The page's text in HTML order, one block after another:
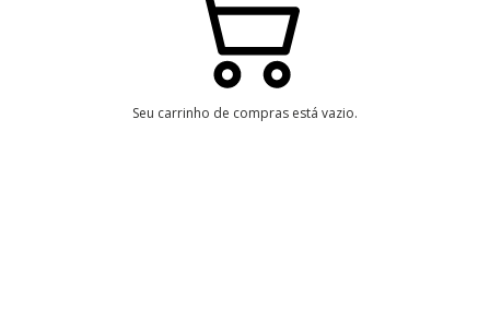
Seu carrinho de compras está vazio.